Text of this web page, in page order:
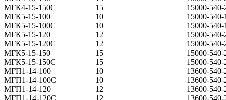
МГК4-15-150С
15
15000-540-
МГК5-15-100
10
15000-540-
МГК5-15-100С
10
15000-540-
МГК5-15-120
12
15000-540-
МГК5-15-120С
12
15000-540-
МГК5-15-150
15
15000-540-
МГК5-15-150С
15
15000-540-
МГП1-14-100
10
13600-540-
МГП1-14-100С
10
13600-540-
МГП1-14-120
12
13600-540-
МГП1-14-120С
12
13600-540-